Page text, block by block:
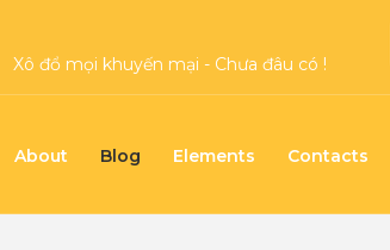
Xô đổ mọi khuyến mại - Chưa đâu có !
About Blog Elements Contacts